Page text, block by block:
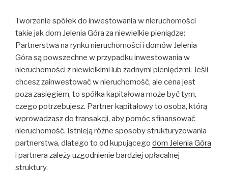
Tworzenie spółek do inwestowania w nieruchomości
takie jak dom Jelenia Góra za niewielkie pieniądze:
Partnerstwa na rynku nieruchomości i domów Jelenia
Góra są powszechne w przypadku inwestowania w
nieruchomości z niewielkimi lub żadnymi pieniędzmi. Jeśli
chcesz zainwestować w nieruchomość, ale cena jest
poza zasięgiem, to spółka kapitałowa może być tym,
czego potrzebujesz. Partner kapitałowy to osoba, którą
wprowadzasz do transakcji, aby pomóc sfinansować
nieruchomość. Istnieją różne sposoby strukturyzowania
partnerstwa, dlatego to od kupującego dom Jelenia Góra
i partnera zależy uzgodnienie bardziej opłacalnej
struktury.